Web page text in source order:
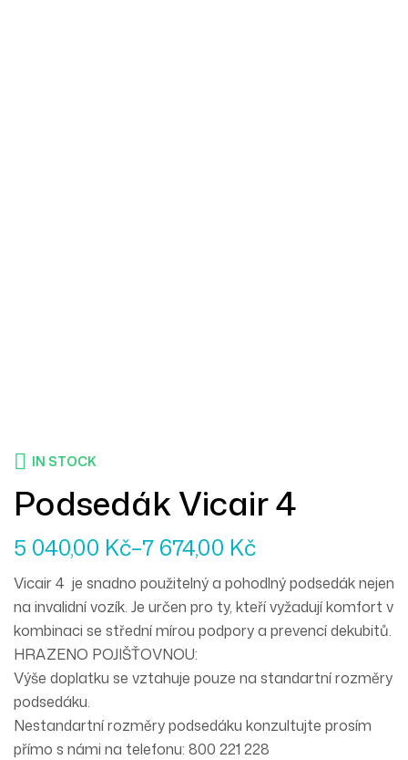
IN STOCK
Podsedák Vicair 4
5 040,00 Kč–7 674,00 Kč
Vicair 4 je snadno použitelný a pohodlný podsedák nejen
na invalidní vozík. Je určen pro ty, kteří vyžadují komfort v
kombinaci se střední mírou podpory a prevencí dekubitů.
HRAZENO POJIŠŤOVNOU:
Výše doplatku se vztahuje pouze na standartní rozměry
podsedáku.
Nestandartní rozměry podsedáku konzultujte prosím
přímo s námi na telefonu: 800 221 228